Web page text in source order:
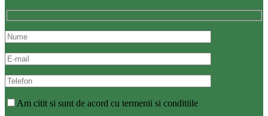
Am citit si sunt de acord cu termenii si conditiile